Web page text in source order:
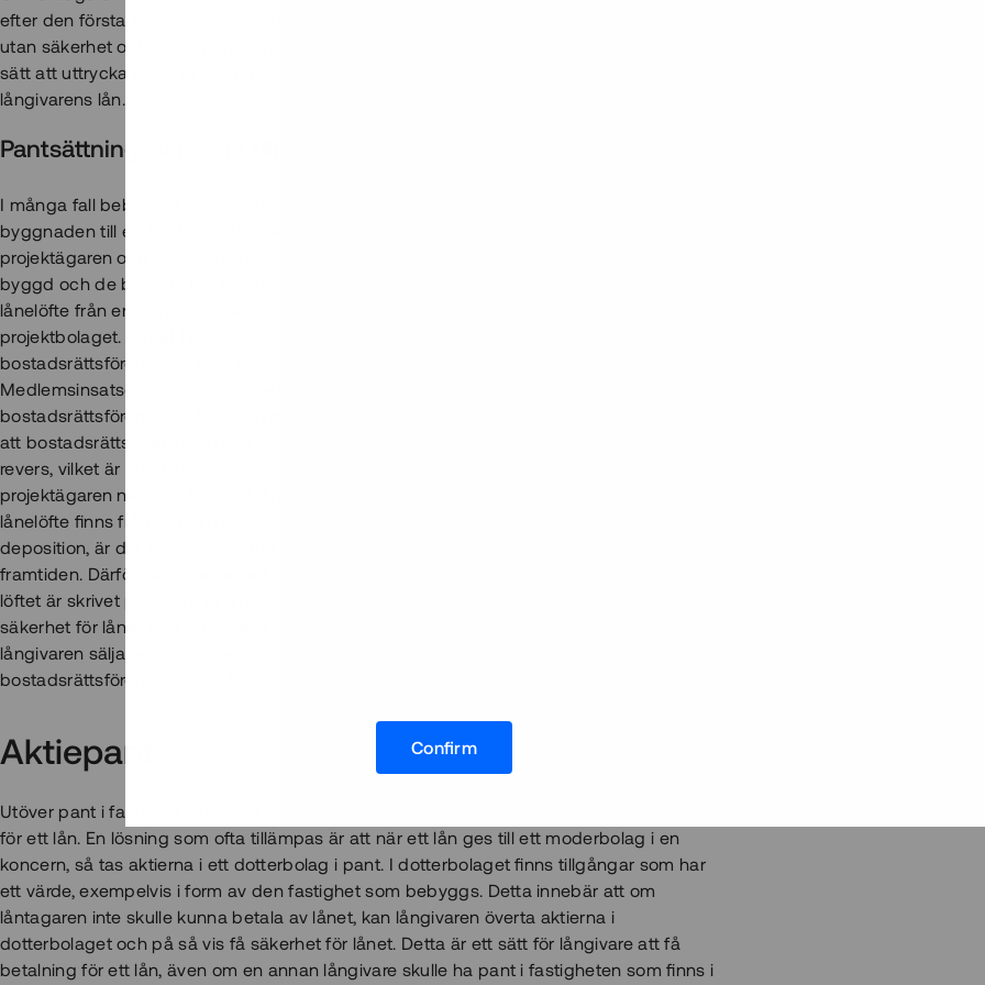
efter den första långivaren, men den andra långivaren är prioriterad före både långivare
utan säkerhet och aktieägare samt fordringsägare med efterställda pantbrev. Ett annat
sätt att uttrycka detta är att den andra långivarens lån är efterställt den första
långivarens lån.
Pantsättning av revers till bostadsrättsförening
I många fall bebygger en projektägare en fastighet för att sedan sälja den färdiga
byggnaden till en bostadsrättsförening. I praktiken finns en överlappning mellan
projektägaren och styrelsen i bostadsrättsföreningen innan bostadsbyggnaden är
byggd och de boende har flyttat in. Bostadsrättsföreningen har så gott som alltid ett
lånelöfte från en bank som ska täcka en del av det pris som man betalar till
projektbolaget. Köpet finansieras även med insatser från framtida medlemmar i
bostadsrättsföreningen som har anmält intresse för att flytta in i nyproduktionen.
Medlemsinsatserna och banklånet kommer däremot inte utbetalas till
bostadsrättsföreningen förrän byggnaden är färdig och redo att flytta in i, vilket innebär
att bostadsrättsföreningen inte kan betala i förskott till projektbolaget. Istället utfärdas en
revers, vilket är ett skuldebrev – ett löfte om att bostadsrättsföreningen ska betala till
projektägaren när man får banklånet och betalt från medlemmarna. Tack vare att ett
lånelöfte finns från banken och att bostadsrättsköparna tecknat avtal och betalat
deposition, är det stor sannolikhet att bostadsrättsföreningen kommer att få in pengar i
framtiden. Därför har reversen ett ekonomiskt värde och är inte bara värt pappret som
löftet är skrivet på. Detta innebär att det kan pantsättas och att långivaren faktiskt kan få
säkerhet för lånet tack vare det. Om projektägaren inte skulle sköta betalningarna, kan
långivaren sälja reversen eller på egen hand inkassera det belopp som
bostadsrättsföreningen ska betala till projektägaren när byggnaden färdigställs.
Aktiepant
Utöver pant i fastighet, finns det andra tillgångar som kan pantsättas som en säkerhet
för ett lån. En lösning som ofta tillämpas är att när ett lån ges till ett moderbolag i en
koncern, så tas aktierna i ett dotterbolag i pant. I dotterbolaget finns tillgångar som har
ett värde, exempelvis i form av den fastighet som bebyggs. Detta innebär att om
låntagaren inte skulle kunna betala av lånet, kan långivaren överta aktierna i
dotterbolaget och på så vis få säkerhet för lånet. Detta är ett sätt för långivare att få
betalning för ett lån, även om en annan långivare skulle ha pant i fastigheten som finns i
Confirm